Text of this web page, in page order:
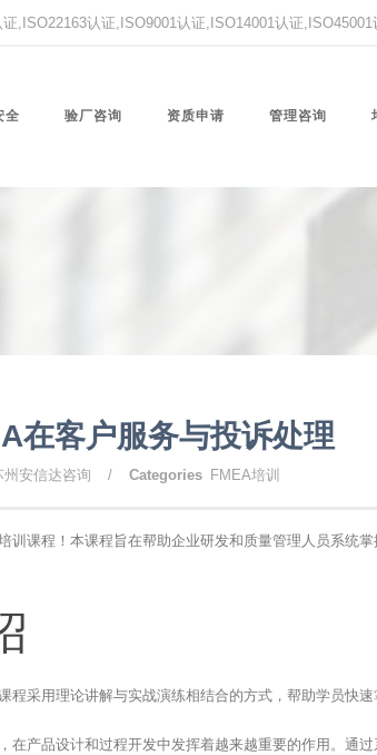
,ISO22163认证,ISO9001认证,ISO14001认证
全 验厂咨询 资质申请 管理咨询
在客户服务与投诉处理
州安信达咨询 / Categories FMEA培训
训课程！本课程旨在帮助企业研发和质量管理人员系统
程采用理论讲解与实战演练相结合的方式，帮助学员快速
在产品设计和过程开发中发挥着越来越重要的作用。通